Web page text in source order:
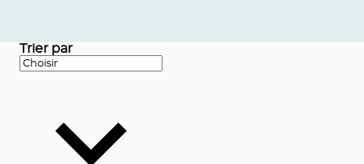
Trier par